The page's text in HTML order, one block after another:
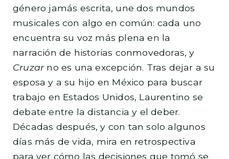
género jamás escrita, une dos mundos
musicales con algo en común: cada uno
encuentra su voz más plena en la
narración de historias conmovedoras, y
Cruzarno es una excepción. Tras dejar a su
esposa y a su hijo en México para buscar
trabajo en Estados Unidos, Laurentino se
debate entre la distancia y el deber.
Décadas después, y con tan solo algunos
días más de vida, mira en retrospectiva
para ver cómo las decisiones que tomó se